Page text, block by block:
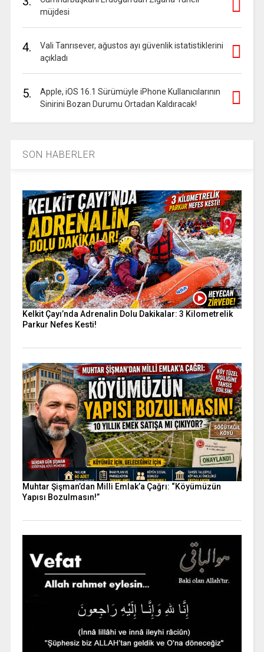
müjdesi
4.
Vali Tanrısever, ağustos ayı güvenlik istatistiklerini
açıkladı
5.
Apple, iOS 16.1 Sürümüyle iPhone Kullanıcılarının
Sinirini Bozan Durumu Ortadan Kaldıracak!
SON HABERLER
Kelkit Çayı’nda Adrenalin Dolu Dakikalar: 3 Kilometrelik
Parkur Nefes Kesti!
Muhtar Şişman’dan Milli Emlak’a Çağrı: “Köyümüzün
Yapısı Bozulmasın!”